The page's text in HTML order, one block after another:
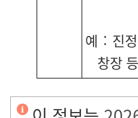
예 : 진
창장